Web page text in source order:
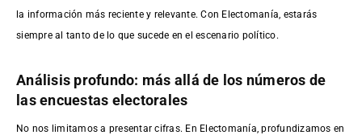
la información más reciente y relevante. Con Electomanía, estarás
siempre al tanto de lo que sucede en el escenario político.
Análisis profundo: más allá de los números de
las encuestas electorales
No nos limitamos a presentar cifras. En Electomanía, profundizamos en